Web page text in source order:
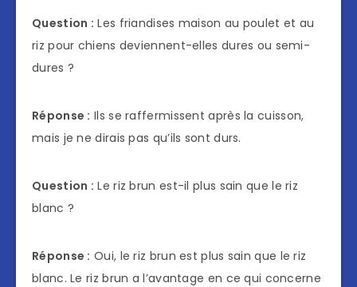
Question : Les friandises maison au poulet et au
riz pour chiens deviennent-elles dures ou semi-
dures ?
Réponse : Ils se raffermissent après la cuisson,
mais je ne dirais pas qu’ils sont durs.
Question : Le riz brun est-il plus sain que le riz
blanc ?
Réponse : Oui, le riz brun est plus sain que le riz
blanc. Le riz brun a l’avantage en ce qui concerne